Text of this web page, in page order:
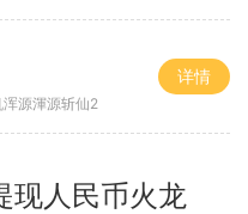
源渾源斩仙2
详情
现人民币火龙